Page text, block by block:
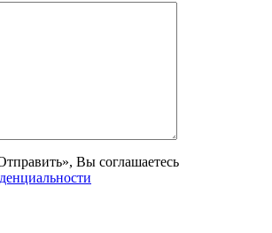
Вы соглашаетесь